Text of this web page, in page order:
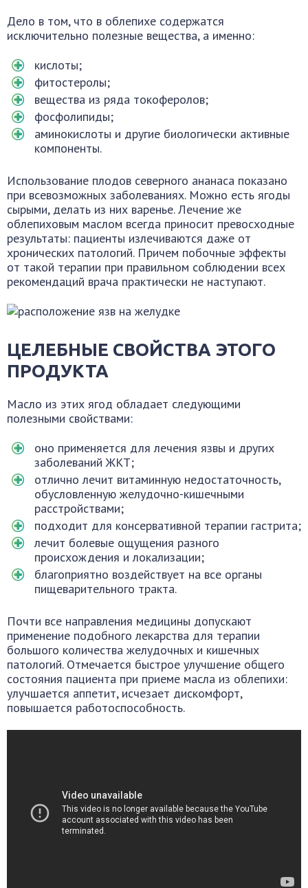
Дело в том, что в облепихе содержатся
исключительно полезные вещества, а именно:
кислоты;
фитостеролы;
вещества из ряда токоферолов;
фосфолипиды;
аминокислоты и другие биологически активные
компоненты.
Использование плодов северного ананаса показано
при всевозможных заболеваниях. Можно есть ягоды
сырыми, делать из них варенье. Лечение же
облепиховым маслом всегда приносит превосходные
результаты: пациенты излечиваются даже от
хронических патологий. Причем побочные эффекты
от такой терапии при правильном соблюдении всех
рекомендаций врача практически не наступают.
ЦЕЛЕБНЫЕ СВОЙСТВА ЭТОГО
ПРОДУКТА
Масло из этих ягод обладает следующими
полезными свойствами:
оно применяется для лечения язвы и других
заболеваний ЖКТ;
отлично лечит витаминную недостаточность,
обусловленную желудочно-кишечными
расстройствами;
подходит для консервативной терапии гастрита;
лечит болевые ощущения разного
происхождения и локализации;
благоприятно воздействует на все органы
пищеварительного тракта.
Почти все направления медицины допускают
применение подобного лекарства для терапии
большого количества желудочных и кишечных
патологий. Отмечается быстрое улучшение общего
состояния пациента при приеме масла из облепихи:
улучшается аппетит, исчезает дискомфорт,
повышается работоспособность.